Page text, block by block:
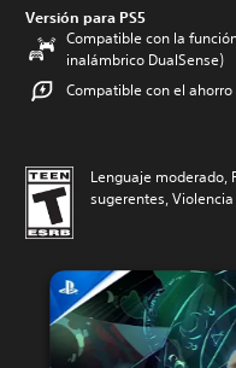
Versión para PS5
Compatible con la
inalámbrico DualSense)
Compatible con el
Lenguaje moderado,
sugerentes, Violencia